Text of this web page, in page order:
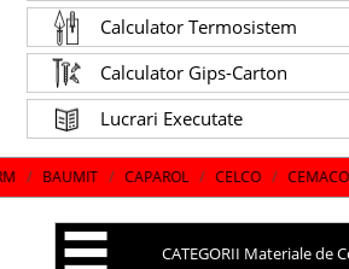
Calculator Termosistem
Calculator Gips-Carton
Lucrari Executate
/CAPAROL/CELCO /CEMACON/
CATEGORII Materiale de